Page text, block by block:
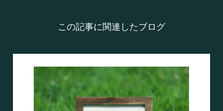
この記事に関連したブログ